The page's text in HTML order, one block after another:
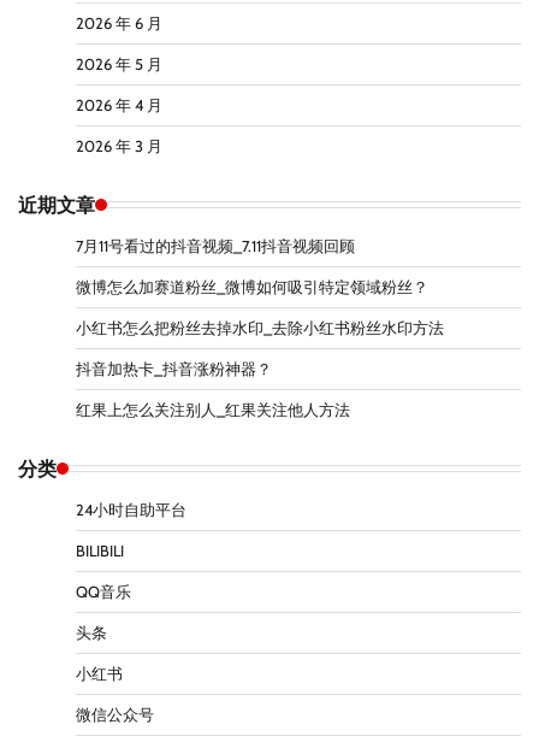
2026 年 6 月
2026 年 5 月
2026 年 4 月
2026 年 3 月
近期文章
7月11号看过的抖音视频_7.11抖音视频回顾
微博怎么加赛道粉丝_微博如何吸引特定领域粉丝？
小红书怎么把粉丝去掉水印_去除小红书粉丝水印方法
抖音加热卡_抖音涨粉神器？
红果上怎么关注别人_红果关注他人方法
分类
24小时自助平台
BILIBILI
QQ音乐
头条
小红书
微信公众号